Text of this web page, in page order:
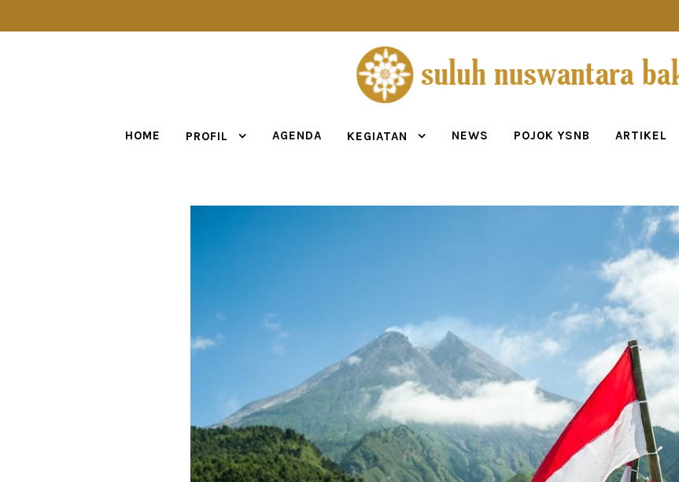
HOME PROFIL AGENDA KEGIATAN NEWS POJOK YSNB ARTIKEL